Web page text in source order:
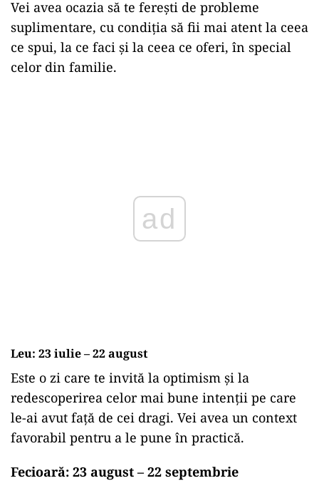
Vei avea ocazia să te ferești de probleme
suplimentare, cu condiția să fii mai atent la ceea
ce spui, la ce faci și la ceea ce oferi, în special
celor din familie.
ad
Leu: 23 iulie – 22 august
Este o zi care te invită la optimism și la
redescoperirea celor mai bune intenții pe care
le-ai avut față de cei dragi. Vei avea un context
favorabil pentru a le pune în practică.
Fecioară: 23 august – 22 septembrie